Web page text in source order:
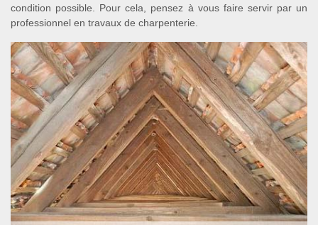
condition possible. Pour cela, pensez à vous faire servir par un
professionnel en travaux de charpenterie.